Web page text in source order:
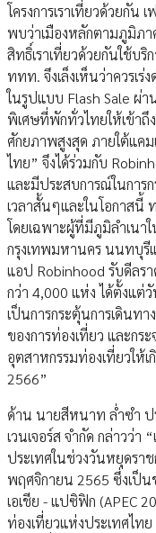
โครงการเราเที่ยวด้วยกั
พบว่าเมืองหลักตามภูมิภ
สิทธิ์เราเที่ยวด้วยกันใช้บ
ททท. จึงเล็งเห็นว่าควรเ
ในรูปแบบ Flash Sale ผ่
พิเศษที่พักทั่วไทยให้เข้าถึ
ศักยภาพสูงสุด ภายใต้แค
ไทย” จึงได้ร่วมกับ
และมีประสบการณ์ในการ
เวลาสั้นๆและในโอกาส
โดยเฉพาะผู้ที่มีภูมิลำเนา
กรุงเทพมหานคร นนทบุรี
แอป Robinhood รับดีลร
กว่า 4,000 แห่ง ได้ตั้งแ
เป็นการกระตุ้นการเดินท
ของการท่องเที่ยว และกร
อุตสาหกรรมท่องเที่ยวให้
2566”
ด้าน นายสีหนาท ล่ำซำ ป
เวนเจอร์ส จำกัด กล่าวว่า
ประเทศในช่วงวันหยุดรา
พฤศจิกายน 2565 ซึ่งเป็น
เอเชีย - แปซิฟิก (APEC
ท่องเที่ยวแห่งประเทศไท